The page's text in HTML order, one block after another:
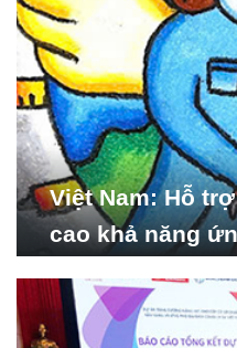
Việt Nam: Hỗ
cao khả năng